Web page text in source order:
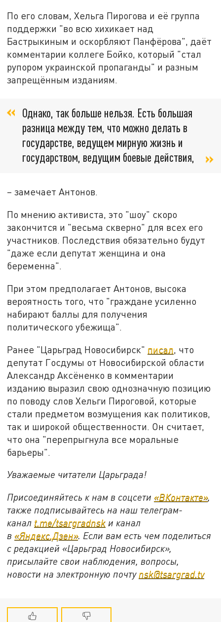
По его словам, Хельга Пирогова и её группа
поддержки "во всю хихикает над
Бастрыкиным и оскорбляют Панфёрова", даёт
комментарии коллеге Бойко, который "стал
рупором украинской пропаганды" и разным
запрещённым изданиям.
Однако, так больше нельзя. Есть большая
разница между тем, что можно делать в
государстве, ведущем мирную жизнь и
государством, ведущим боевые действия,
– замечает Антонов.
По мнению активиста, это "шоу" скоро
закончится и "весьма скверно" для всех его
участников. Последствия обязательно будут
"даже если депутат женщина и она
беременна".
При этом предполагает Антонов, высока
вероятность того, что "граждане усиленно
набирают баллы для получения
политического убежища".
Ранее "Царьград Новосибирск" писал , что
депутат Госдумы от Новосибирской области
Александр Аксёненко в комментарии
изданию выразил свою однозначную позицию
по поводу слов Хельги Пироговой, которые
стали предметом возмущения как политиков,
так и широкой общественности. Он считает,
что она "перепрыгнула все моральные
барьеры".
Уважаемые читатели Царьграда!
Присоединяйтесь к нам в соцсети «ВКонтакте»,
также подписывайтесь на наш телеграм-
канал t.me/tsargradnsk и канал
в «Яндекс.Дзен». Если вам есть чем поделиться
с редакцией «Царьград Новосибирск»,
присылайте свои наблюдения, вопросы,
новости на электронную почту nsk@tsargrad.tv